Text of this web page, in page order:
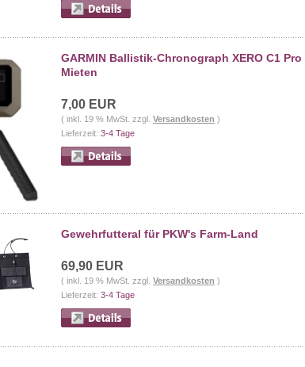
GARMIN Ballistik-Chronograph XERO C1 Pro
Mieten
7,00 EUR
( inkl. 19 % MwSt. zzgl. Versandkosten )
Lieferzeit: 3-4 Tage
Gewehrfutteral für PKW's Farm-Land
69,90 EUR
( inkl. 19 % MwSt. zzgl. Versandkosten )
Lieferzeit: 3-4 Tage